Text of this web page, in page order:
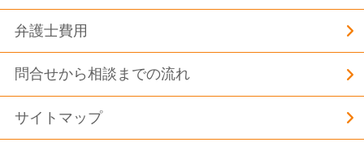
弁護士費用
問合せから相談までの流れ
サイトマップ